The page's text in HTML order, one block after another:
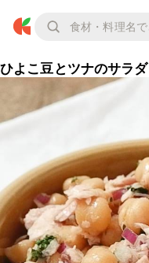
ひよこ豆とツナのサラダ